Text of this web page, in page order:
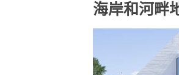
海岸和河畔